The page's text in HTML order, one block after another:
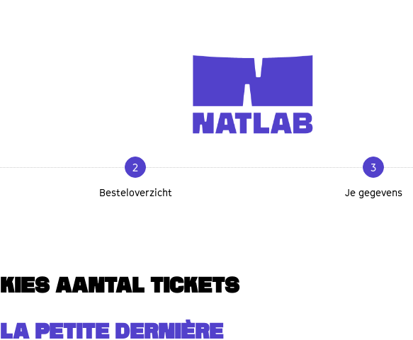
2
Besteloverzicht
3
Je gegevens
KIES AANTAL TICKETS
LA PETITE DERNIÈRE